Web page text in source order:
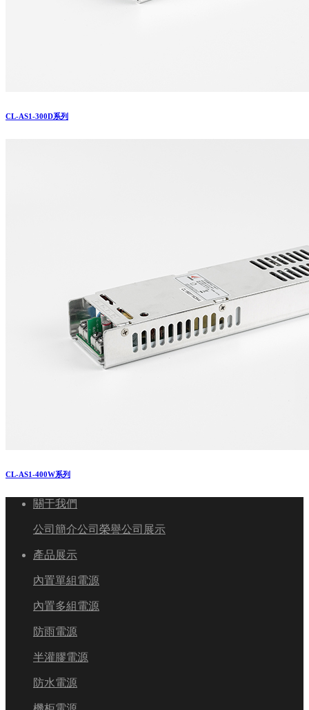
CL-AS1-300D系列
CL-AS1-400W系列
關于我們
公司簡介公司榮譽公司展示
產品展示
內置單組電源
內置多組電源
防雨電源
半灌膠電源
防水電源